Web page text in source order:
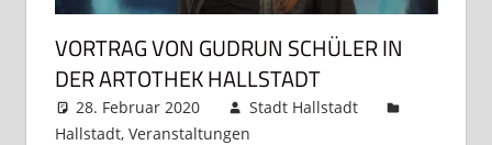
VORTRAG VON GUDRUN SCHÜLER IN
DER ARTOTHEK HALLSTADT
28. Februar 2020
Stadt Hallstadt
Hallstadt, Veranstaltungen